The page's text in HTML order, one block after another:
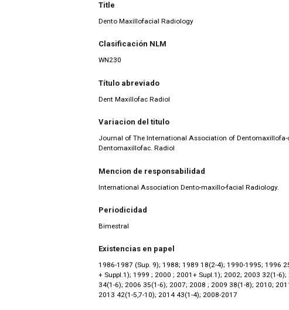
Title
Dento Maxillofacial Radiology
Clasificación NLM
WN230
Título abreviado
Dent Maxillofac Radiol
Variacion del titulo
Journal of The International Association of Dentomaxillofa-
Dentomaxillofac. Radiol
Mencion de responsabilidad
International Association Dento-maxillo-facial Radiology.
Periodicidad
Bimestral
Existencias en papel
1986-1987 (Sup. 9); 1988; 1989 18(2-4); 1990-1995; 1996
+ Suppl.1); 1999 ; 2000 ; 2001+ Supl.1); 2002; 2003 32(1-
34(1-6); 2006 35(1-6); 2007; 2008 ; 2009 38(1-8); 2010;
2013 42(1-5,7-10); 2014 43(1-4); 2008-2017